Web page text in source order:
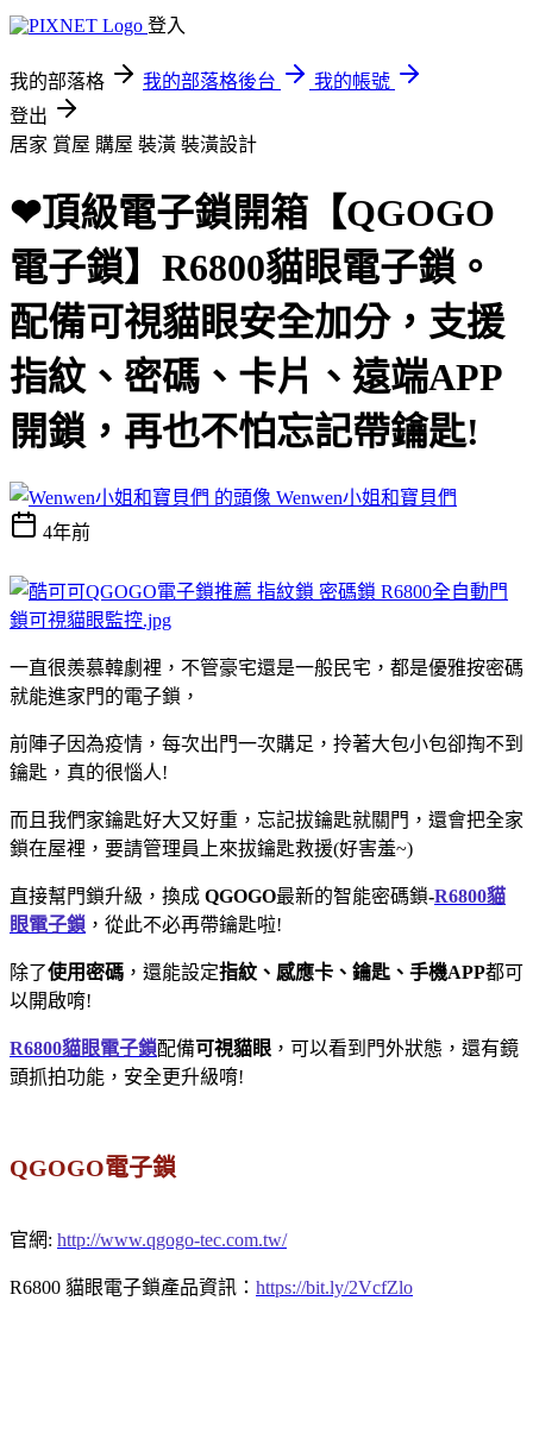
登入
我的部落格 我的部落格後台
我的帳號
登出
居家 賞屋 購屋 裝潢 裝潢設計
❤頂級電子鎖開箱【QGOGO
電子鎖】R6800貓眼電子鎖。
配備可視貓眼安全加分，支援
指紋、密碼、卡片、遠端APP
開鎖，再也不怕忘記帶鑰匙!
Wenwen小姐和寶貝們
4年前
一直很羨慕韓劇裡，不管豪宅還是一般民宅，都是優雅按密碼
就能進家門的電子鎖，
前陣子因為疫情，每次出門一次購足，拎著大包小包卻掏不到
鑰匙，真的很惱人!
而且我們家鑰匙好大又好重，忘記拔鑰匙就關門，還會把全家
鎖在屋裡，要請管理員上來拔鑰匙救援(好害羞~)
直接幫門鎖升級，換成 QGOGO最新的智能密碼鎖-R6800貓
眼電子鎖 ，從此不必再帶鑰匙啦!
除了使用密碼 ，還能設定指紋、感應卡、鑰匙、手機APP都可
以開啟唷!
R6800貓眼電子鎖配備可視貓眼 ，可以看到門外狀態，還有鏡
頭抓拍功能，安全更升級唷!
QGOGO電子鎖
官網: http://www.qgogo-tec.com.tw/
R6800 貓眼電子鎖產品資訊： https://bit.ly/2VcfZlo